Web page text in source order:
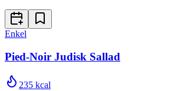
Enkel
Pied-Noir Judisk Sallad
235 kcal